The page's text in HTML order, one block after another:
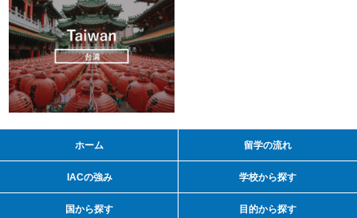
ホーム 留学の流れ
IACの強み 学校から探す
国から探す 目的から探す